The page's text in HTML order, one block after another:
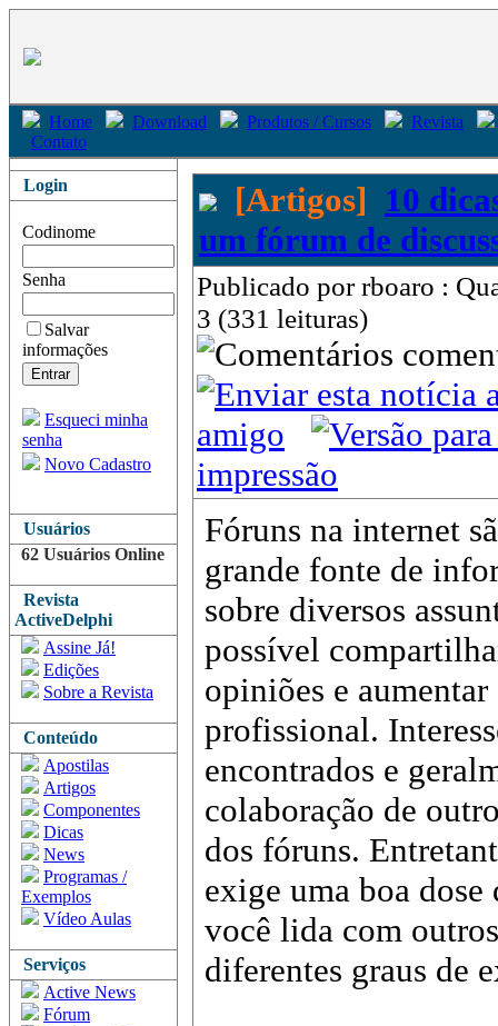
Home Download Produtos / Cursos
Revista
Contato
Login
Codinome
Senha
Salvar
informações
Esqueci minha
senha
Novo Cadastro
Usuários
62 Usuários Online
Revista
ActiveDelphi
Assine Já!
Edições
Sobre a Revista
Conteúdo
Apostilas
Artigos
Componentes
Dicas
News
Programas /
Exemplos
Vídeo Aulas
Serviços
Active News
Fórum
[Artigos] 10
um fórum de
Publicado por rboaro :
3 (331 leituras)
amigo
impressão
Fóruns na internet
grande fonte de
sobre diversos
possível
opiniões e
profissional.
encontrados e
colaboração de
dos fóruns.
exige uma boa dose
você lida com
diferentes graus de